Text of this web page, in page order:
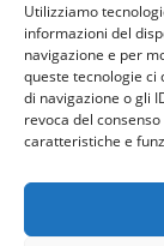
Utilizziamo
informazioni del
navigazione e per
queste tecnologie
di navigazione o gli
revoca del
caratteristiche e
6
7
Home